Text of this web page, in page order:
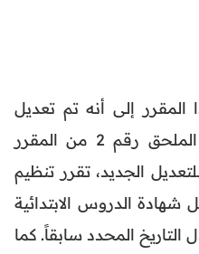
المقرر إلى أنه تم تعديل
التواريخ المحددة سلفاً في الملحق رقم 2 من المقرر
ووفقاً للتعديل الجديد، تقرر تنظيم
شهادة الدروس الابتدائية
و24 يونيو 2025، بدل التاريخ المحدد سابقاً. كما